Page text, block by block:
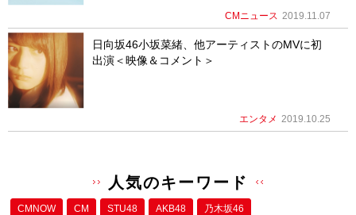
CMニュース 2019.11.07
日向坂46小坂菜緒、他アーティストのMVに初
出演＜映像＆コメント＞
エンタメ 2019.10.25
人気のキーワード
CMNOW CM STU48 AKB48 乃木坂46